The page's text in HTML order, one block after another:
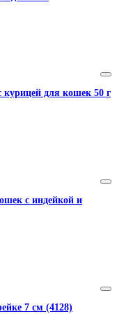
для кошек 50 г
с индейкой и
7 см (4128)